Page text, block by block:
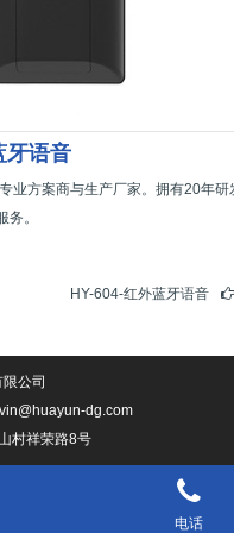
牙语音
业方案商与生产厂家。拥有20年研
。
HY-604-红外蓝牙语音
公司
dg.com
村祥荣路8号
电话